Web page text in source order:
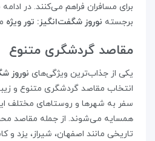
برای مسافران فراهم می‌کنند. در
برجسته نوروز شگفت‌انگیز: تور ویژه
مقاصد گردشگری متنوع
یکی از جذاب‌ترین ویژگی‌های نوروز
انتخاب مقاصد گردشگری متنوع و
سفر به شهرها و روستاهای مختلف
همسایه می‌شوند. از جمله مقاصد
تاریخی مانند اصفهان، شیراز، یزد و